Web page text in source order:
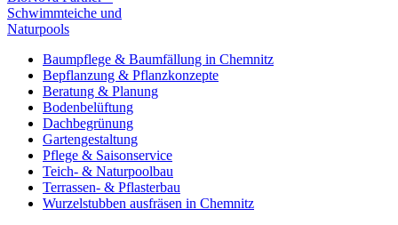
Baumpflege & Baumfällung in Chemnitz
Bepflanzung & Pflanzkonzepte
Beratung & Planung
Bodenbelüftung
Dachbegrünung
Gartengestaltung
Pflege & Saisonservice
Teich- & Naturpoolbau
Terrassen- & Pflasterbau
Wurzelstubben ausfräsen in Chemnitz